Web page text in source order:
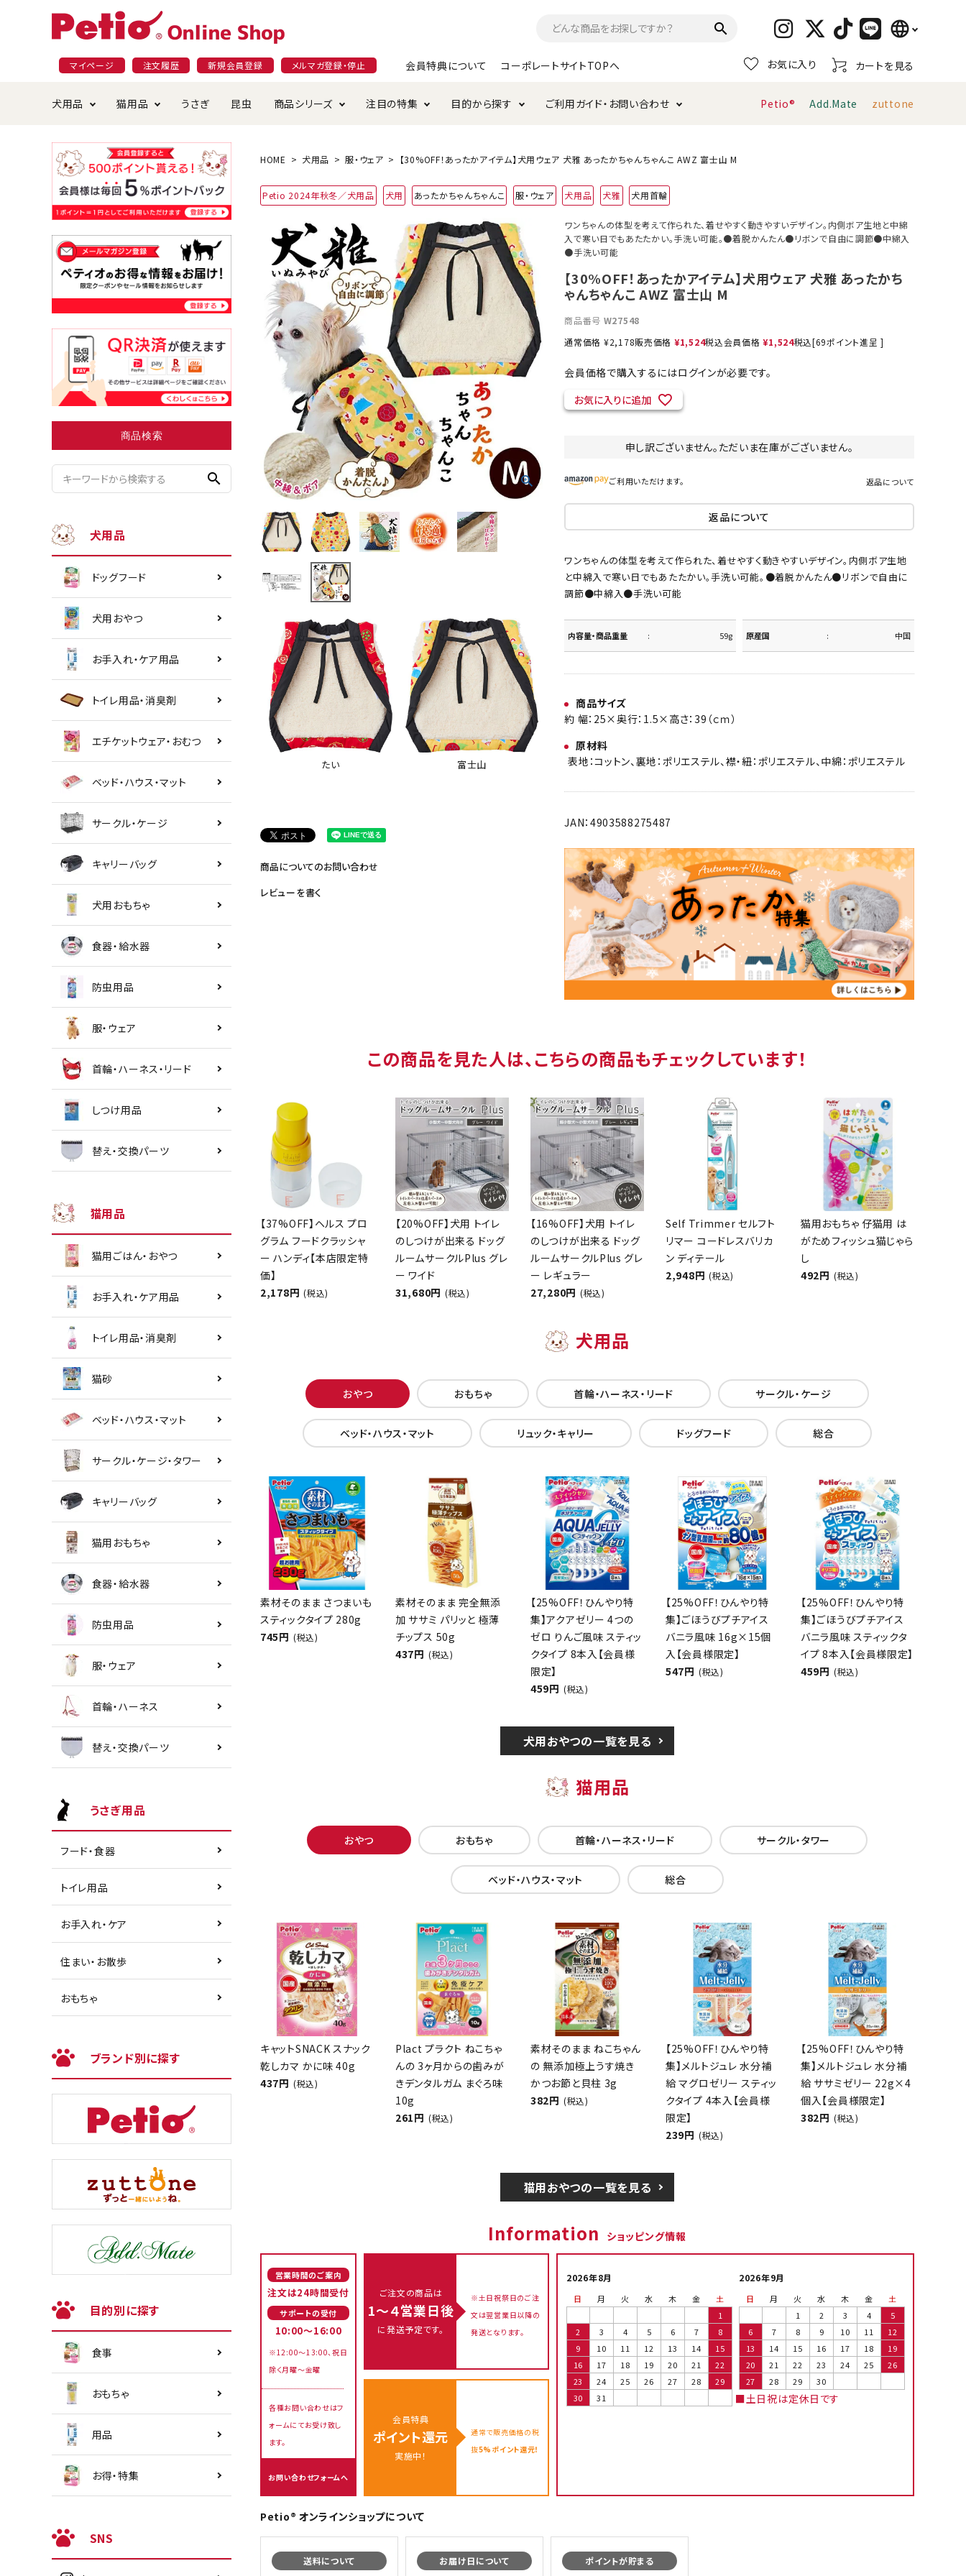
search language
日本語
English
マイページ 注文履歴 新規会員登録 メルマガ登録・停止 会員特典について コーポレートサイトTOPへ お気に入り カートを見る
犬用品
ドッグフード おやつ お手入れ・ケア用品 トイレタリー・消臭剤
ペットシーツ ベッド・ハウス・マット サークル・ケージ
おもちゃ 食器・給水器 防虫用品 服・ウェア
首輪・ハーネス・リード しつけ用品 替え・交換パーツ
猫用品
ごはん・おやつ お手入れ・ケア用品 トイレタリー・消臭剤 猫砂
ベッド・ハウス・マット サークル・ケージ・タワー キャリーバッグ
食器・給水器 防虫用品 服・ウェア 首輪・ハーネス
替え・交換パーツ
うさぎ 昆虫 商品シリーズ
プラクト 素材そのまま 極上
注目の特集
夜のお散歩特集 無添加特集 けりぐるみ特集 ペティオ公式アプリ
目的から探す
国産フード&おやつ特集 穀物不使用のグレインフリー
じゃらして遊ぶ 引っ張って遊ぶ 投げて遊ぶ
またたび・元気草 夜のお散歩
小型犬にオススメ ダイエット中にオススメ
ご利用ガイド・お問い合わせ
ショッピングガイド 会員特典について ご注文方法について お支払い方法・配送について
返品・交換について オンラインショップ利用規約
Petio® Add.Mate zuttone
商品検索
search
犬用品
ドッグフード
犬用おやつ
お手入れ・ケア用品
トイレ用品・消臭剤
エチケットウェア・おむつ
ベッド・ハウス・マット
サークル・ケージ
キャリーバッグ
犬用おもちゃ
食器・給水器
防虫用品
服・ウェア
首輪・ハーネス・リード
しつけ用品
替え・交換パーツ
猫用品
猫用ごはん・おやつ
お手入れ・ケア用品
トイレ用品・消臭剤
猫砂
ベッド・ハウス・マット
サークル・ケージ・タワー
キャリーバッグ
猫用おもちゃ
食器・給水器
防虫用品
服・ウェア
首輪・ハーネス
替え・交換パーツ
うさぎ用品
フード・食器
トイレ用品
お手入れ・ケア
住まい・お散歩
おもちゃ
ブランド別に探す
目的別に探す
食事
おもちゃ
用品
お得・特集
SNS
HOME 犬用品 服・ウェア 【30%OFF！あったかアイテム】犬用ウェア 犬雅 あったかちゃんちゃんこ AWZ 富士山 M
Petio 2024年秋冬／犬用品 犬用 あったかちゃんちゃんこ 服・ウェア 犬用品 犬雅 犬用首輪
たい 富士山
商品についてのお問い合わせ
レビューを書く
ワンちゃんの体型を考えて作られた、着せやすく動きやすいデザイン。内側ボア生地と中綿
入で寒い日でもあたたかい。手洗い可能。●着脱かんたん●リボンで自由に調節●中綿入
●手洗い可能
【30%OFF！あったかアイテム】犬用ウェア 犬雅 あったかち
ゃんちゃんこ AWZ 富士山 M
商品番号 W27548
通常価格 ¥2,178販売価格 ¥1,524税込会員価格 ¥1,524税込[69ポイント進呈 ]
会員価格で購入するにはログインが必要です。
お気に入りに追加
申し訳ございません。ただいま在庫がございません。
ご利用いただけます。 返品について
返品について
ワンちゃんの体型を考えて作られた、着せやすく動きやすいデザイン。内側ボア生地
と中綿入で寒い日でもあたたかい。手洗い可能。●着脱かんたん●リボンで自由に
調節●中綿入●手洗い可能
内容量・商品重量 59g 原産国 中国
商品サイズ
約 幅：25×奥行：1.5×高さ：39（ｃｍ）
原材料
表地：コットン、裏地：ポリエステル、襟・紐：ポリエステル、中綿：ポリエステル
JAN：4903588275487
この商品を見た人は、こちらの商品もチェックしています！
【37%OFF】ヘルス プロ
グラム フードクラッシャ
ー ハンディ【本店限定特
価】
2,178円 (税込)
【20%OFF】犬用 トイレ
のしつけが出来る ドッグ
ルームサークルPlus グレ
ー ワイド
31,680円 (税込)
【16%OFF】犬用 トイレ
のしつけが出来る ドッグ
ルームサークルPlus グレ
ー レギュラー
27,280円 (税込)
Self Trimmer セルフト
リマー コードレスバリカ
ン ディテール
2,948円 (税込)
猫用おもちゃ 仔猫用 は
がためフィッシュ猫じゃら
し
492円 (税込)
犬用品
おやつ おもちゃ 首輪・ハーネス・リード サークル・ケージ
ベッド・ハウス・マット リュック・キャリー ドッグフード 総合
素材そのまま さつまいも
スティックタイプ 280g
745円 (税込)
素材そのまま 完全無添
加 ササミ パリッと 極薄
チップス 50g
437円 (税込)
【25%OFF！ひんやり特
集】アクアゼリー 4つの
ゼロ りんご風味 スティッ
クタイプ 8本入【会員様
限定】
459円 (税込)
【25%OFF！ひんやり特
集】ごほうびプチアイス
バニラ風味 16g×15個
入【会員様限定】
547円 (税込)
【25%OFF！ひんやり特
集】ごほうびプチアイス
バニラ風味 スティックタ
イプ 8本入【会員様限定】
459円 (税込)
犬用おやつの一覧を見る
猫用品
おやつ おもちゃ 首輪・ハーネス・リード サークル・タワー
ベッド・ハウス・マット 総合
キャットSNACK スナック
乾しカマ かに味 40g
437円 (税込)
Plact プラクト ねこちゃ
んの 3ヶ月からの歯みが
きデンタルガム まぐろ味
10g
261円 (税込)
素材そのまま ねこちゃん
の 無添加極上うす焼き
かつお節と貝柱 3g
382円 (税込)
【25%OFF！ひんやり特
集】メルトジュレ 水分補
給 マグロゼリー スティッ
クタイプ 4本入【会員様
限定】
239円 (税込)
【25%OFF！ひんやり特
集】メルトジュレ 水分補
給 ササミゼリー 22g×4
個入【会員様限定】
382円 (税込)
猫用おやつの一覧を見る
Information ショッピング情報
営業時間のご案内
注文は24時間受付
サポートの受付
10:00～16:00
※12:00～13:00、祝日
除く月曜～金曜
各種お問い合わせはフ
ォームにてお受け致し
ます。
お問い合わせフォームへ
ご注文の商品は
1～４営業日後
に発送予定です。
※土日祝祭日のご注
文は翌営業日以降の
発送となります。
会員特典
ポイント還元
実施中！
通常で販売価格の税
抜5%ポイント還元！
2026年8月
日 月 火 水 木 金
土
1
2
3 4 5 6 7
8
9
10 11 12 13 14
15
16
17 18 19 20 21
22
23
24 25 26 27 28
29
30
31
2026年9月
日 月 火 水 木 金
土
1
2 3 4
5
6
7 8 9 10 11
12
13
14 15 16 17 18
19
20
21 22 23 24 25
26
27
28 29 30
■土日祝は定休日です
Petio® オンラインショップについて
送料について お届け日について ポイントが貯まる